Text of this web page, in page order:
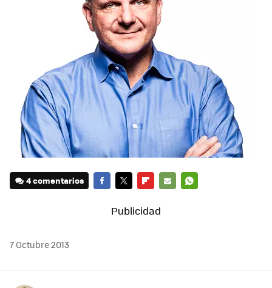
4 comentarios
MAIL
7 Octubre 2013